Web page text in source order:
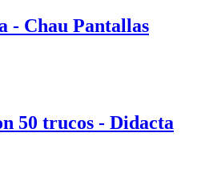
- Chau Pantallas
50 trucos - Didacta